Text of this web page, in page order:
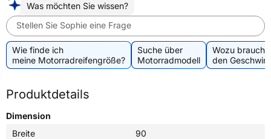
Was möchten Sie wissen?
Stellen Sie Sophie eine Frage
Wie finde ich
meine Motorradreifengröße?
Suche über
Motorradmodell
Wozu
den
Produktdetails
Dimension
Breite
90